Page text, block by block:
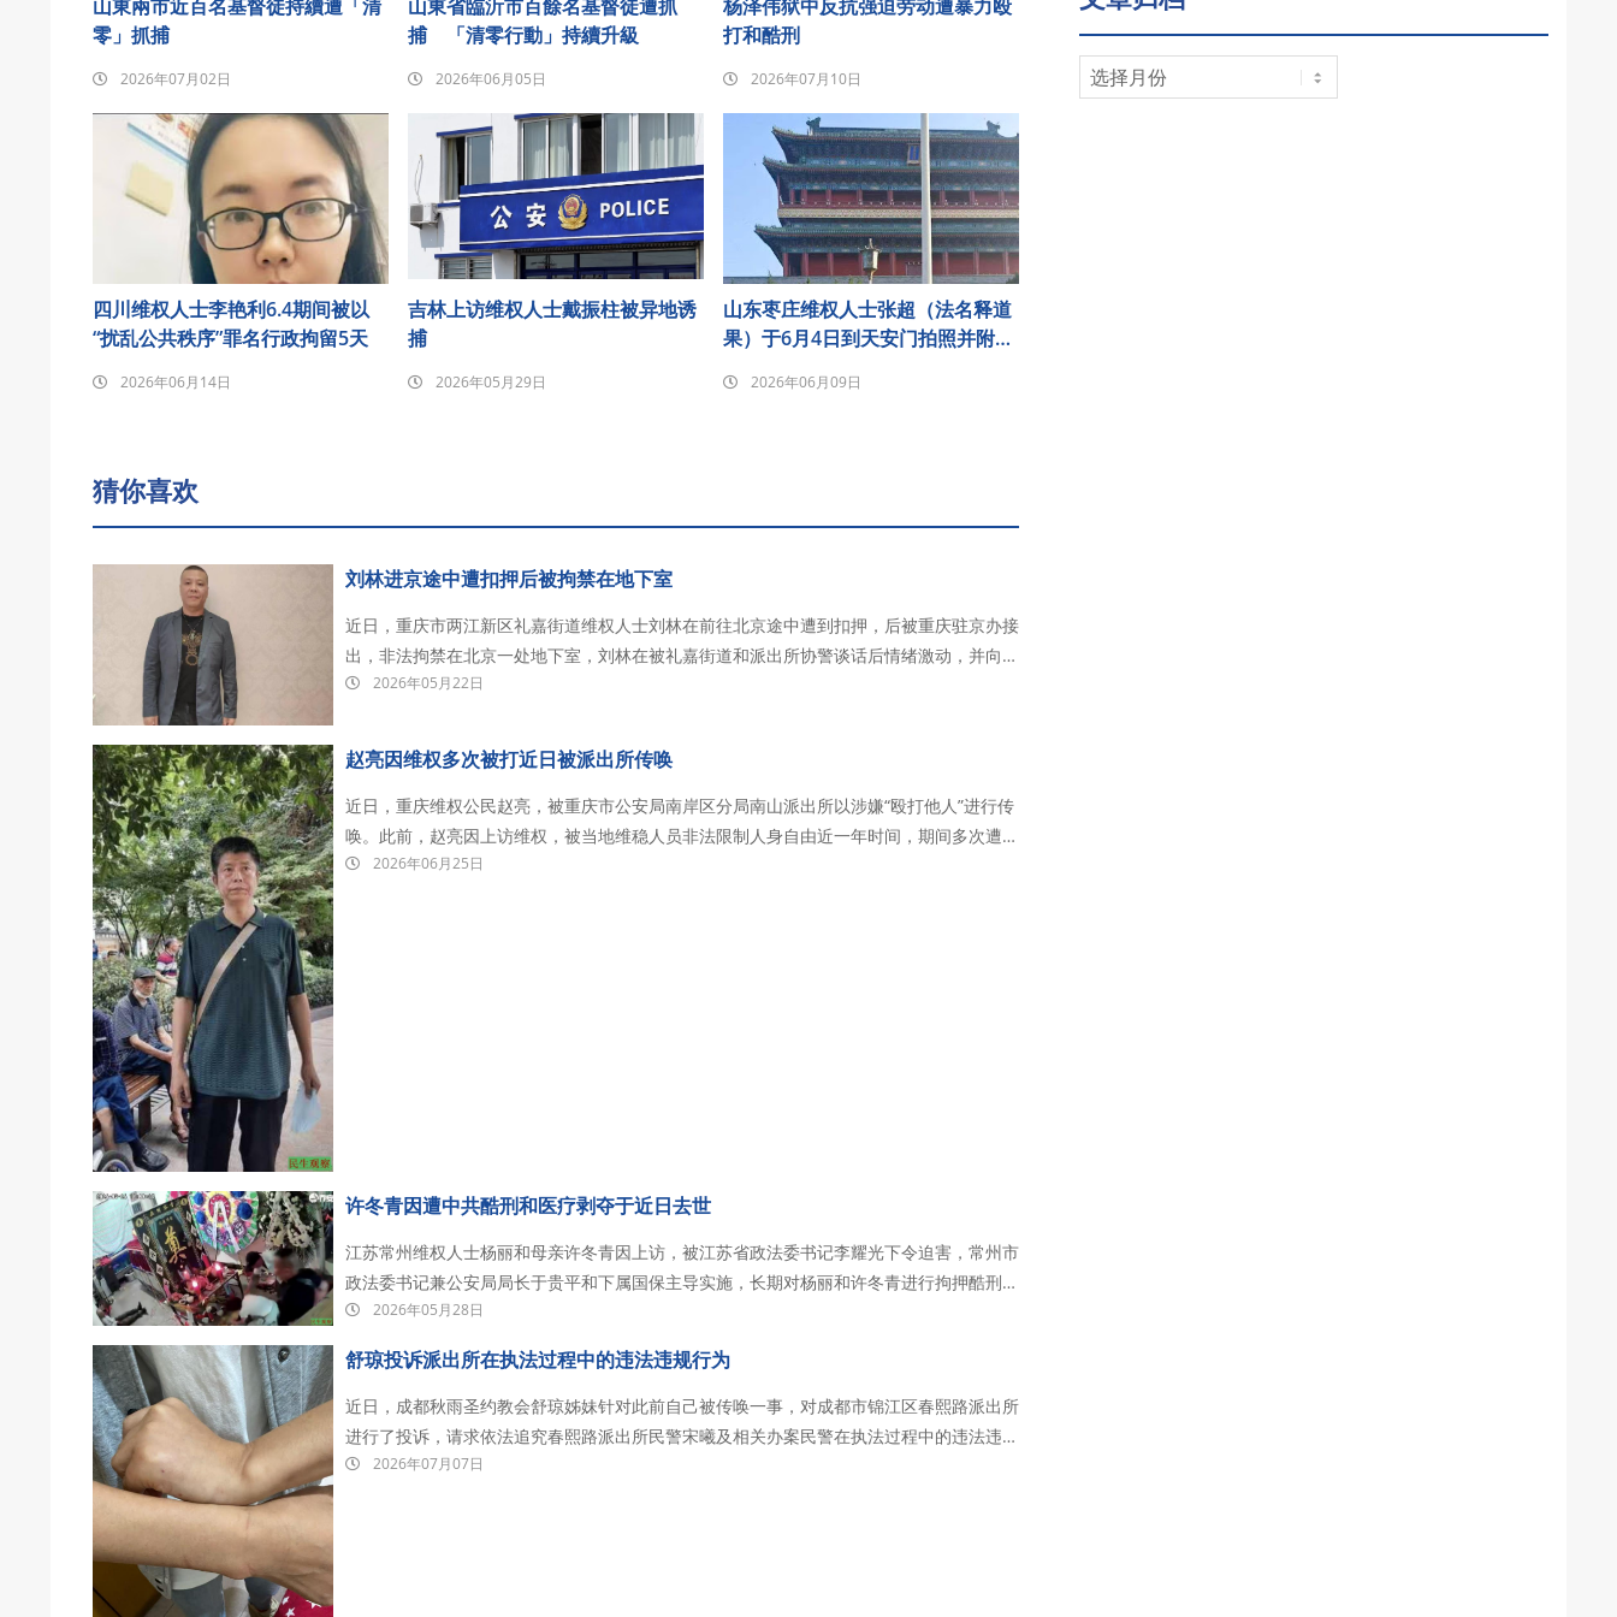
山東兩市近百名基督徒持續遭「清
零」抓捕
2026年07月02日
山東省臨沂市百餘名基督徒遭抓
捕 「清零行動」持續升級
2026年06月05日
杨泽伟狱中反抗强迫劳动遭暴力殴
打和酷刑
2026年07月10日
四川维权人士李艳利6.4期间被以
“扰乱公共秩序”罪名行政拘留5天
2026年06月14日
吉林上访维权人士戴振柱被异地诱
捕
2026年05月29日
山东枣庄维权人士张超（法名释道
果）于6月4日到天安门拍照并附诗
2026年06月09日
猜你喜欢
刘林进京途中遭扣押后被拘禁在地下室
近日，重庆市两江新区礼嘉街道维权人士刘林在前往北京途中遭到扣押，后被重庆驻京办接
出，非法拘禁在北京一处地下室，刘林在被礼嘉街道和派出所协警谈话后情绪激动，并向外
发出求救。 2026年5月20日，刘林在在河北省燕郊检查站进京时候被扣押，检查站联系礼
2026年05月22日
赵亮因维权多次被打近日被派出所传唤
近日，重庆维权公民赵亮，被重庆市公安局南岸区分局南山派出所以涉嫌“殴打他人”进行传
唤。此前，赵亮因上访维权，被当地维稳人员非法限制人身自由近一年时间，期间多次遭到
殴打。 据传唤证显示，赵亮因你涉嫌殴打他人，根据《中华人民共和国治安管理处罚法》2026年06月25日
许冬青因遭中共酷刑和医疗剥夺于近日去世
江苏常州维权人士杨丽和母亲许冬青因上访，被江苏省政法委书记李耀光下令迫害，常州市
政法委书记兼公安局局长于贵平和下属国保主导实施，长期对杨丽和许冬青进行拘押酷刑和
医疗剥夺，导致许冬青恶性脑肿瘤因病情被隐瞒失去救治时机，其于近日去世。常州当局指
2026年05月28日
舒琼投诉派出所在执法过程中的违法违规行为
近日，成都秋雨圣约教会舒琼姊妹针对此前自己被传唤一事，对成都市锦江区春熙路派出所
进行了投诉，请求依法追究春熙路派出所民警宋曦及相关办案民警在执法过程中的违法违规
行为，要求立即返还她被非法扣押的个人财物（手机），并调取相关执法记录仪及审讯监控
2026年07月07日
文
章